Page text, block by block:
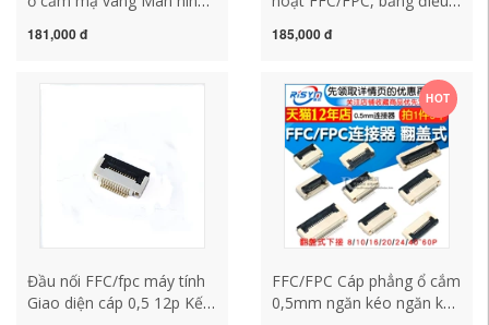
chất lượng cao 1.0E-6PBX
181,000 đ
0,5/1,0MM
185,000 đ
Đầu nối FFC/fpc máy tính
Giao diện cáp 0,5 12p Kết
HOT
FFC/FPC Cáp phẳng ổ cắm
0,5mm ngăn kéo ngăn kéo